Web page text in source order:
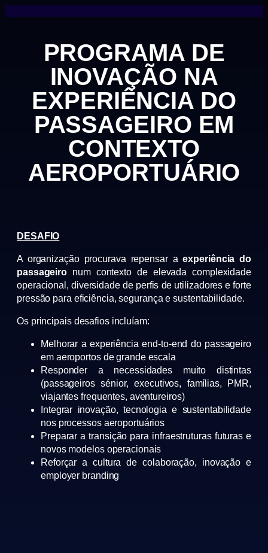
PROGRAMA DE
INOVAÇÃO NA
EXPERIÊNCIA DO
PASSAGEIRO EM
CONTEXTO
AEROPORTUÁRIO
DESAFIO
A organização procurava repensar aexperiência do
passageiro num contexto de elevada complexidade
operacional, diversidade de perfis de utilizadores e forte
pressão para eficiência, segurança e sustentabilidade.
Os principais desafios incluíam:
Melhorar a experiência end-to-end do passageiro
em aeroportos de grande escala
Responder a necessidades muito distintas
(passageiros sénior, executivos, famílias, PMR,
viajantes frequentes, aventureiros)
Integrar inovação, tecnologia e sustentabilidade
nos processos aeroportuários
Preparar a transição para infraestruturas futuras e
novos modelos operacionais
Reforçar a cultura de colaboração, inovação e
employer branding